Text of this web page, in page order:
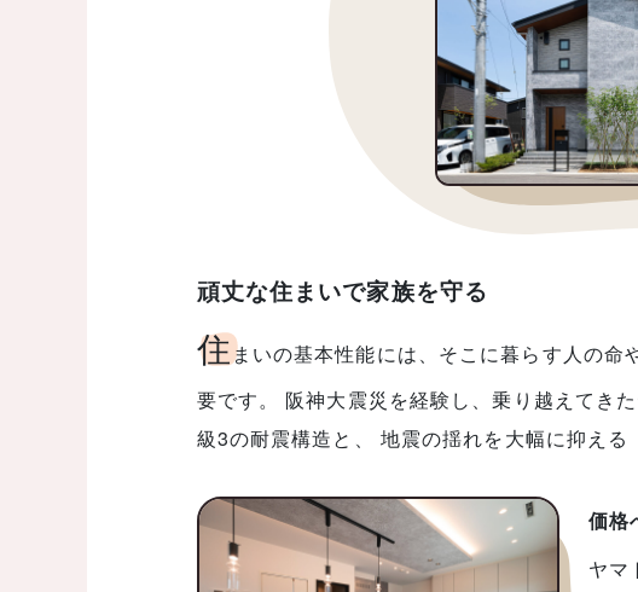
頑丈な住まいで家族を守る
住まいの基本性能には、そこに暮らす人の
要です。 阪神大震災を経験し、乗り越えてき
級3の耐震構造と、 地震の揺れを大幅に抑える
価格
ヤマ